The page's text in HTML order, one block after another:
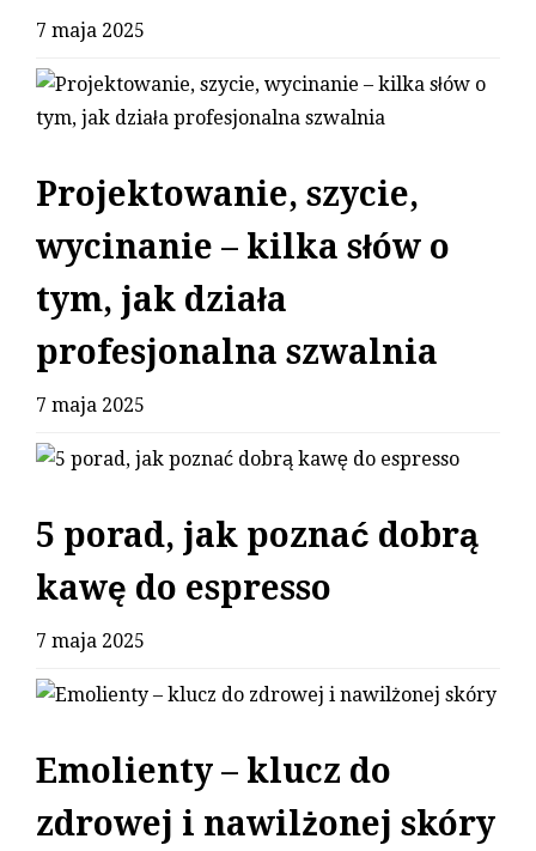
7 maja 2025
Projektowanie, szycie,
wycinanie – kilka słów o
tym, jak działa
profesjonalna szwalnia
7 maja 2025
5 porad, jak poznać dobrą
kawę do espresso
7 maja 2025
Emolienty – klucz do
zdrowej i nawilżonej skóry